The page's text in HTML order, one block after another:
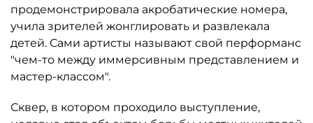
продемонстрировала акробатические номера,
учила зрителей жонглировать и развлекала
детей. Сами артисты называют свой перформанс
"чем-то между иммерсивным представлением и
мастер-классом".
Сквер, в котором проходило выступление,